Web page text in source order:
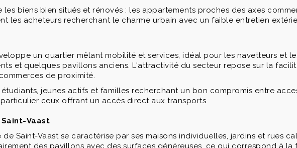
biens bien situés et rénovés : les appartements proches des axes
les acheteurs recherchant le charme urbain avec un faible entretien
un quartier mêlant mobilité et services, idéal pour les navetteurs et
et quelques pavillons anciens. L'attractivité du secteur repose sur la
de proximité.
jeunes actifs et familles recherchant un bon compromis entre
ceux offrant un accès direct aux transports.
Vaast
Saint-Vaast se caractérise par ses maisons individuelles, jardins et rues
des pavillons avec des surfaces généreuses, ce qui correspond à